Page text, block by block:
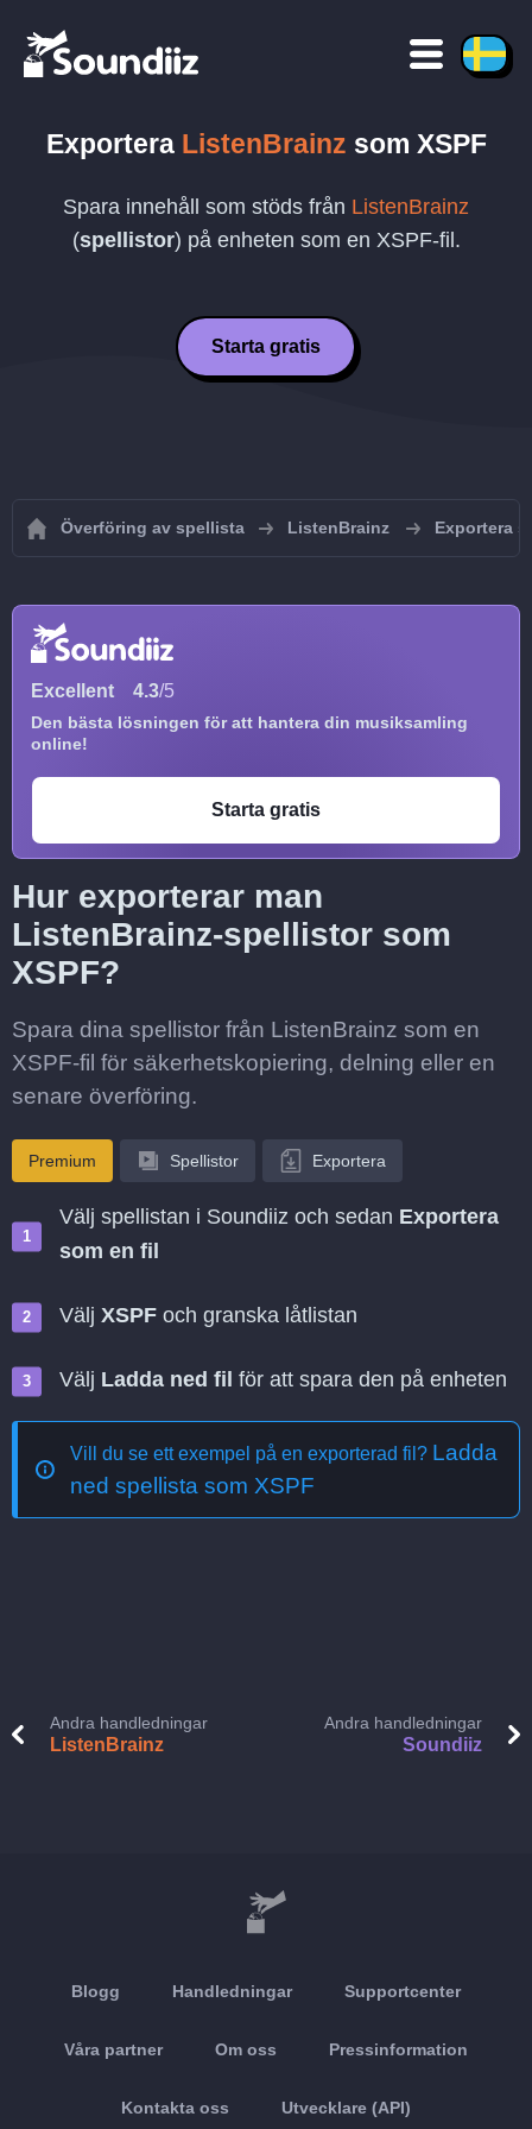
Exportera ListenBrainz som XSPF
Spara innehåll som stöds från ListenBrainz
(spellistor) på enheten som en XSPF-fil.
Starta gratis
Överföring av spellista ListenBrainz Exportera
Excellent 4.3/5
Den bästa lösningen för att hantera din musiksamling
online!
Starta gratis
Hur exporterar man
ListenBrainz-spellistor som
XSPF?
Spara dina spellistor från ListenBrainz som en
XSPF-fil för säkerhetskopiering, delning eller en
senare överföring.
Premium Spellistor Exportera
Välj spellistan i Soundiiz och sedan Exportera
som en fil
Välj XSPF och granska låtlistan
Välj Ladda ned fil för att spara den på enheten
Vill du se ett exempel på en exporterad fil? Ladda
ned spellista som XSPF
Andra handledningar
ListenBrainz
Andra handledningar
Soundiiz
Blogg Handledningar Supportcenter
Våra partner Om oss Pressinformation
Kontakta oss Utvecklare (API)